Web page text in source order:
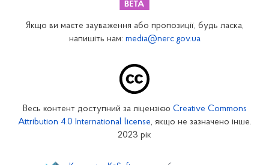
Якщо ви маєте зауваження або пропозиції, будь ласка,
напишіть нам: media@nerc.gov.ua
Весь контент доступний за ліцензією Creative Commons
Attribution 4.0 International license, якщо не зазначено інше.
2023 рік